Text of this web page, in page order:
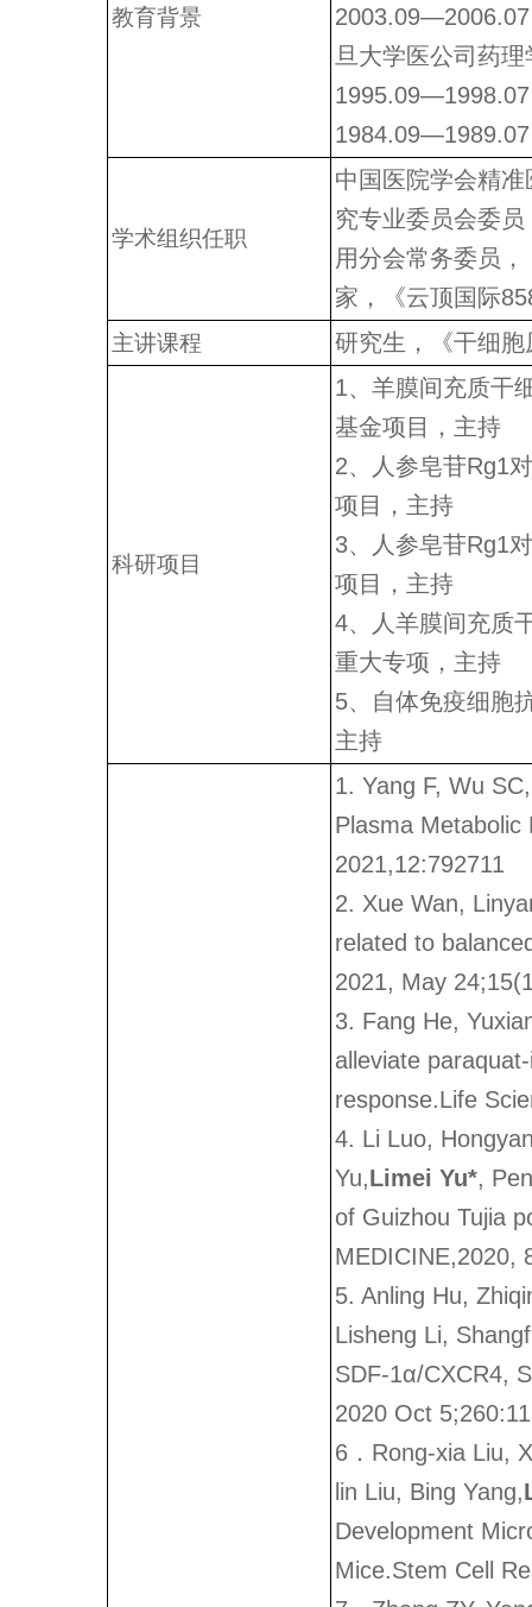
教育背景
旦大学医公司药
学术组织任职
中国医院学会精
究专业委员会委
用分会常务委员
家，《云顶国际
主讲课程 研究生，《干细
科研项目
1、羊膜间充质干
基金项目，主持
2、人参皂苷Rg1
项目，主持
3、人参皂苷Rg1
项目，主持
4、人羊膜间充质
重大专项，主持
5、自体免疫细胞
主持
1. Yang F, Wu
Plasma Metabolic
2021,12:792711
2. Xue Wan,
related to
2021, May
3. Fang He,
alleviate
response.Life
4. Li Luo,
Yu,Limei Yu*,
of Guizhou Tujia
MEDICINE,2020,
5. Anling Hu,
Lisheng Li,
SDF-1α/CXCR4,
2020 Oct
6．Rong-xia Liu,
lin Liu, Bing Yang,
Development
Mice.Stem Cell